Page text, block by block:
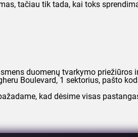
tačiau tik tada, kai toks
duomenų tvarkymo
Boulevard, 1 sektorius, pašto
kad dėsime visas